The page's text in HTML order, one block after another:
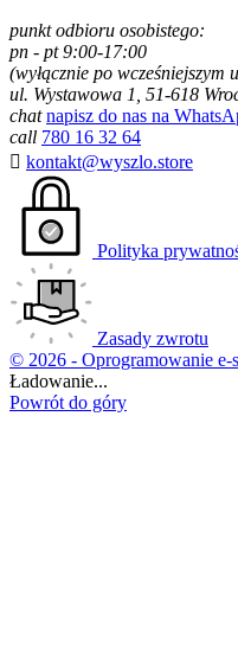
punkt odbioru osobistego:
pn - pt 9:00-17:00
(wyłącznie po wcześniejszym
ul. Wystawowa 1, 51-618
chat napisz do nas na
call 780 16 32 64
 kontakt@wyszlo.store
Polityka
Zasady zwrotu
© 2026 - Oprogramowanie
Ładowanie...
Powrót do góry